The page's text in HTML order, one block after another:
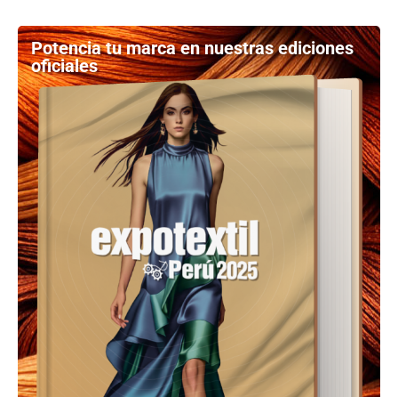
Potencia tu marca en nuestras ediciones
oficiales